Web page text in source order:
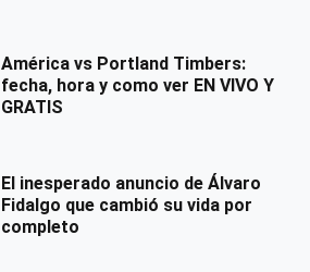
América vs Portland Timbers:
fecha, hora y como ver EN VIVO Y
GRATIS
El inesperado anuncio de Álvaro
Fidalgo que cambió su vida por
completo